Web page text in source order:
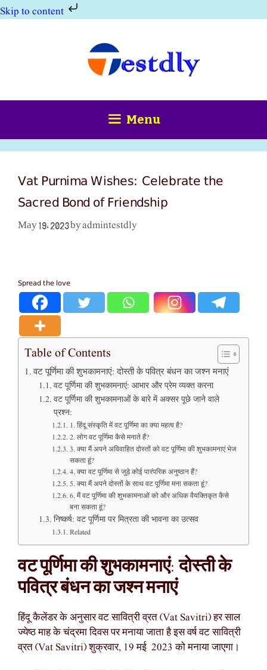
Skip to content
Menu
Vat Purnima Wishes: Celebrate the
Sacred Bond of Friendship
May 19, 2023 byadmintestdly
Spread the love
Table of Contents
वट पूर्णिमा की शुभकामनाएं: दोस्ती के पवित्र बंधन का जश्न मनाएं
वट पूर्णिमा की शुभकामनाएं: आभार और प्रेम व्यक्त करना
वट पूर्णिमा की शुभकामनाओं के बारे में अक्सर पूछे जाने वाले
प्रश्न:
1. हिंदू संस्कृति में वट पूर्णिमा का क्या महत्व है?
2. लोग वट पूर्णिमा कैसे मनाते हैं?
3. क्या मैं अपने अविवाहित दोस्तों को वट पूर्णिमा की शुभकामनाएं भेज
सकता हूं?
4. क्या वट पूर्णिमा से जुड़े कोई पारंपरिक अनुष्ठान हैं?
5. क्या मैं अपने दोस्तों के साथ वट पूर्णिमा मना सकता हूं?
6. मैं वट पूर्णिमा की शुभकामनाओं को और अधिक वैयक्तिकृत कैसे
बना सकता हूं?
निष्कर्ष: वट पूर्णिमा पर मित्रता की भावना का उत्सव
Related
वट पूर्णिमा की शुभकामनाएं: दोस्ती के
पवित्र बंधन का जश्न मनाएं
हिंदू कैलेंडर के अनुसार वट सावित्री व्रत (Vat Savitri) हर साल
ज्येष्ठ माह के चंद्रमा दिवस पर मनाया जाता है इस वर्ष वट सावित्री
व्रत (Vat Savitri) शुक्रवार, 19 मई 2023 को मनाया जाएगा।